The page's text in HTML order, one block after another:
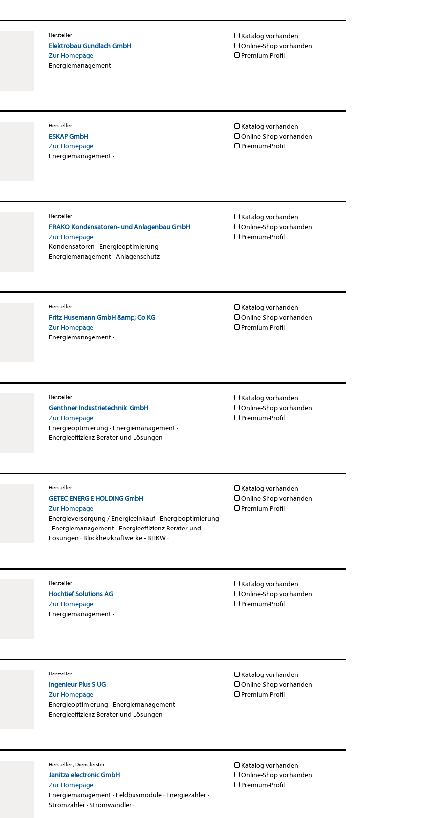
Hersteller
Elektrobau Gundlach GmbH
Zur Homepage
Energiemanagement·
Katalog vorhanden
Online-Shop vorhanden
Premium-Profil
Hersteller
ESKAP GmbH
Zur Homepage
Energiemanagement·
Katalog vorhanden
Online-Shop vorhanden
Premium-Profil
Hersteller
FRAKO Kondensatoren- und Anlagenbau GmbH
Zur Homepage
Kondensatoren · Energieoptimierung ·
Energiemanagement·Anlagenschutz·
Katalog vorhanden
Online-Shop vorhanden
Premium-Profil
Hersteller
Fritz Husemann GmbH &amp; Co KG
Zur Homepage
Energiemanagement·
Katalog vorhanden
Online-Shop vorhanden
Premium-Profil
Hersteller
Genthner Industrietechnik GmbH
Zur Homepage
Energieoptimierung · Energiemanagement·
Energieeffizienz Berater und Lösungen ·
Katalog vorhanden
Online-Shop vorhanden
Premium-Profil
Hersteller
GETEC ENERGIE HOLDING GmbH
Zur Homepage
Energieversorgung / Energieeinkauf· Energieoptimierung
· Energiemanagement· Energieeffizienz Berater und
Lösungen · Blockheizkraftwerke - BHKW·
Katalog vorhanden
Online-Shop vorhanden
Premium-Profil
Hersteller
Hochtief Solutions AG
Zur Homepage
Energiemanagement·
Katalog vorhanden
Online-Shop vorhanden
Premium-Profil
Hersteller
Ingenieur Plus S UG
Zur Homepage
Energieoptimierung · Energiemanagement·
Energieeffizienz Berater und Lösungen ·
Katalog vorhanden
Online-Shop vorhanden
Premium-Profil
Hersteller , Dienstleister
Janitza electronic GmbH
Zur Homepage
Energiemanagement· Feldbusmodule· Energiezähler·
Stromzähler·Stromwandler·
Katalog vorhanden
Online-Shop vorhanden
Premium-Profil